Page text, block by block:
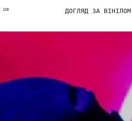
128 ДОГЛЯД ЗА ВІНІЛОМ